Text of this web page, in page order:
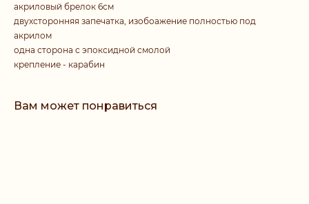
акриловый брелок 6см
двухсторонняя запечатка, изобоажение полностью под
акрилом
одна сторона с эпоксидной смолой
крепление - карабин
Вам может понравиться